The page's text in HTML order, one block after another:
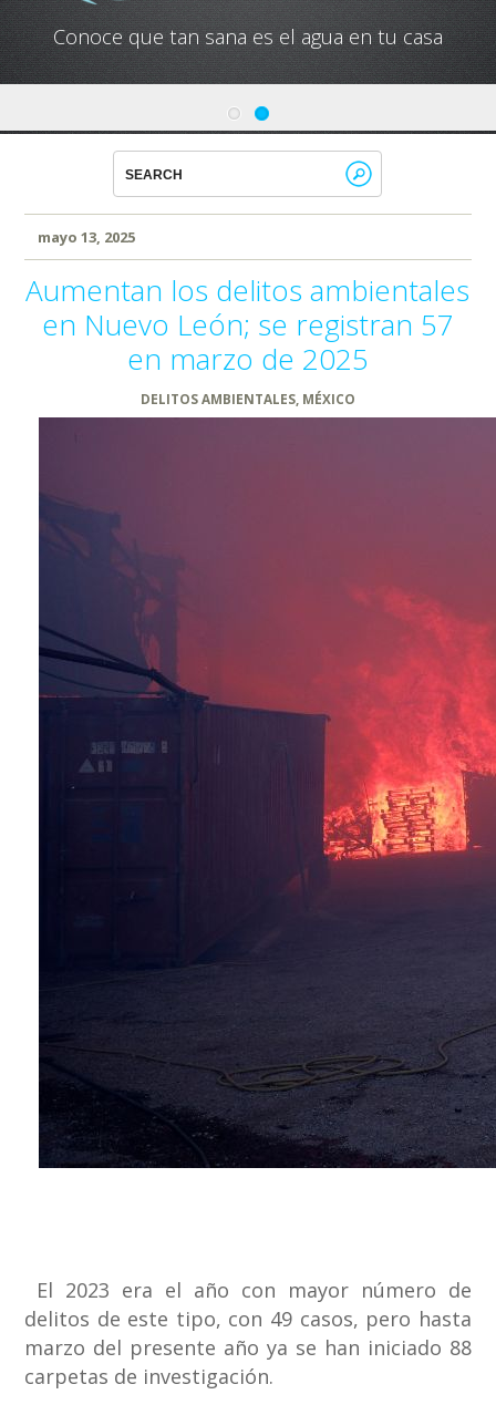
Conoce que tan sana es el agua en tu casa
Conoce cual es el mejor calentador solar de
mayo 13, 2025
Aumentan los delitos ambientales
en Nuevo León; se registran 57
en marzo de 2025
DELITOS AMBIENTALES, MÉXICO
El 2023 era el año con mayor número de
delitos de este tipo, con 49 casos, pero hasta
marzo del presente año ya se han iniciado 88
carpetas de investigación.